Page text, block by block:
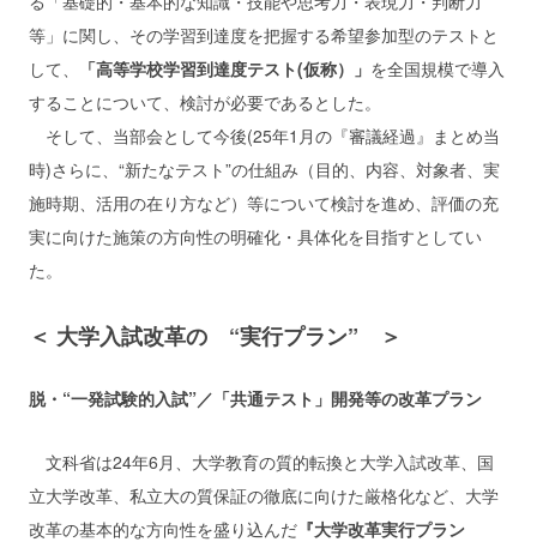
等」に関し、その学習到達度を把握する希望参加型のテストと
して、
「高等学校学習到達度テスト(仮称）」 を全国規模で導入
することについて、検討が必要であるとした。
そして、当部会として今後(25年1月の『審議経過』まとめ当
時)さらに、“新たなテスト”の仕組み（目的、内容、対象者、実
施時期、活用の在り方など）等について検討を進め、評価の充
実に向けた施策の方向性の明確化・具体化を目指すとしてい
た。
＜ 大学入試改革の “実行プラン” ＞
脱・“一発試験的入試”／「共通テスト」開発等の改革プラン
文科省は24年6月、大学教育の質的転換と大学入試改革、国
立大学改革、私立大の質保証の徹底に向けた厳格化など、大学
改革の基本的な方向性を盛り込んだ 『大学改革実行プラン